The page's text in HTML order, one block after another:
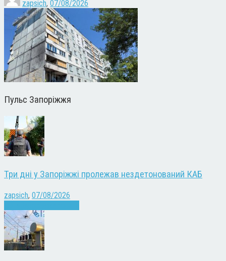
zapsich, 07/08/2026
Пульс Запоріжжя
Три дні у Запоріжжі пролежав нездетонований КАБ
zapsich, 07/08/2026